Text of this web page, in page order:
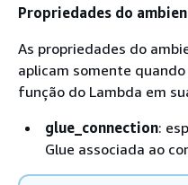
Propriedades do
As propriedades do
aplicam somente
função do Lambda em
glue_connection:
Glue associada ao